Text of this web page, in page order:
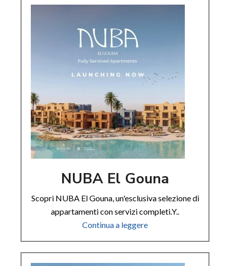
NUBA El Gouna
Scopri NUBA El Gouna, un'esclusiva selezione di
appartamenti con servizi completi.Y..
Continua a leggere